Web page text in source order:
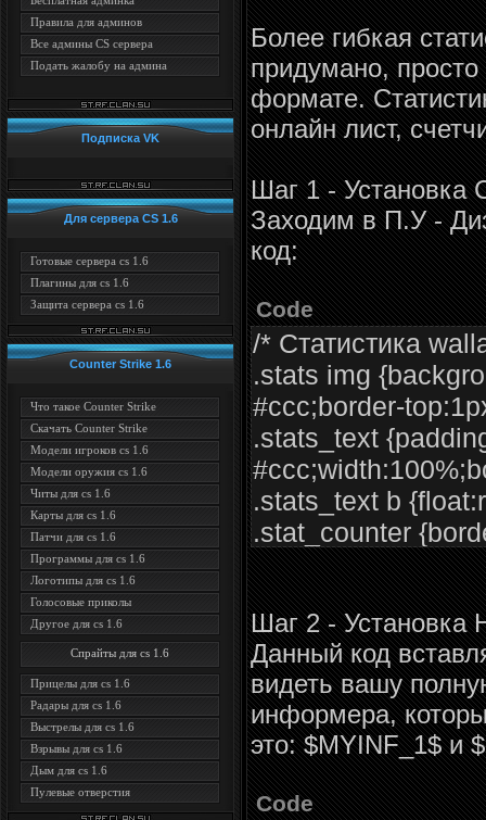
Правила для админов
Все админы CS сервера
Подать жалобу на админа
Подписка VK
Для сервера CS 1.6
Готовые сервера cs 1.6
Плагины для cs 1.6
Защита сервера cs 1.6
Counter Strike 1.6
Что такое Counter Strike
Скачать Counter Strike
Модели игроков cs 1.6
Модели оружия cs 1.6
Читы для cs 1.6
Карты для cs 1.6
Патчи для cs 1.6
Программы для cs 1.6
Логотипы для cs 1.6
Голосовые приколы
Другое для cs 1.6
Спрайты для cs 1.6
Прицелы для cs 1.6
Радары для cs 1.6
Выстрелы для cs 1.6
Взрывы для cs 1.6
Дым для cs 1.6
Пулевые отверстия
Более гибкая
придумано, просто
формате.
онлайн лист,
Шаг 1 - Установка
Заходим в П.У -
код:
Code
/* Статистика
.stats img
#ccc;border-
.stats_text
.stats_text b
.stat_counter
.stat_tit
Шаг 2 - Установка
Данный код
видеть вашу
информера,
это: $MYINF_1$ и
Code